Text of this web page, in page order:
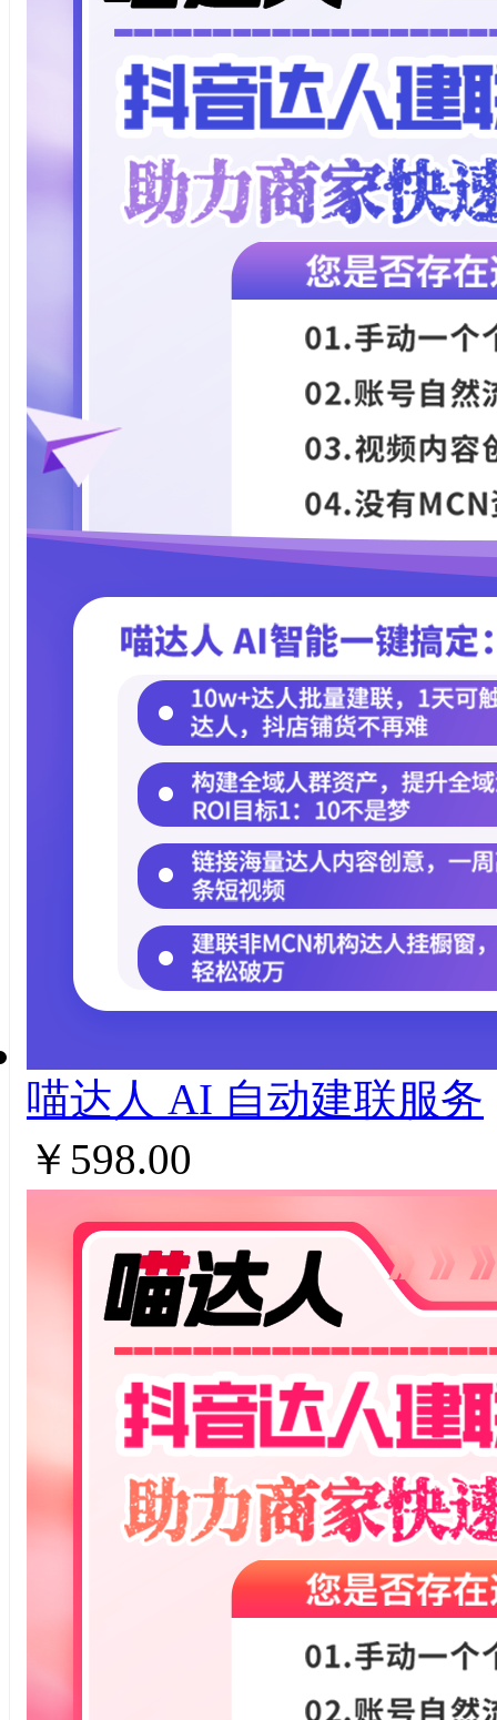
喵达人 AI ⾃动建联服务
￥598.00